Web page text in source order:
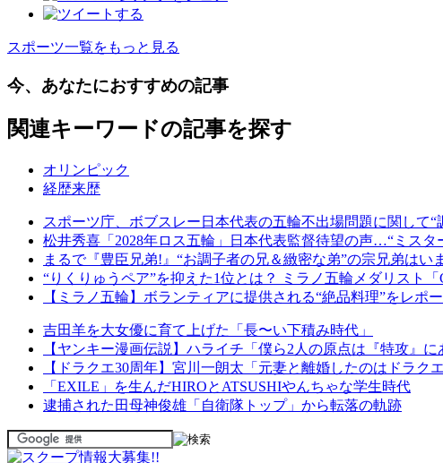
スポーツ一覧をもっと見る
今、あなたにおすすめの記事
関連キーワードの記事を探す
オリンピック
経歴来歴
スポーツ庁、ボブスレー日本代表の五輪不出場問題に関して
松井秀喜「2028年ロス五輪」日本代表監督待望の声…“ミスタ
まるで『豊臣兄弟!』“お調子者の兄＆緻密な弟”の宗兄弟はい
“りくりゅうペア”を抑えた1位とは？ ミラノ五輪メダリスト
【ミラノ五輪】ボランティアに提供される“絶品料理”をレ
吉田羊を大女優に育て上げた「長〜い下積み時代」
【ヤンキー漫画伝説】ハライチ「僕ら2人の原点は『特攻』に
【ドラクエ30周年】宮川一朗太「元妻と離婚したのはドラクエ
「EXILE」を生んだHIROとATSUSHIやんちゃな学生時代
逮捕された田母神俊雄「自衛隊トップ」から転落の軌跡